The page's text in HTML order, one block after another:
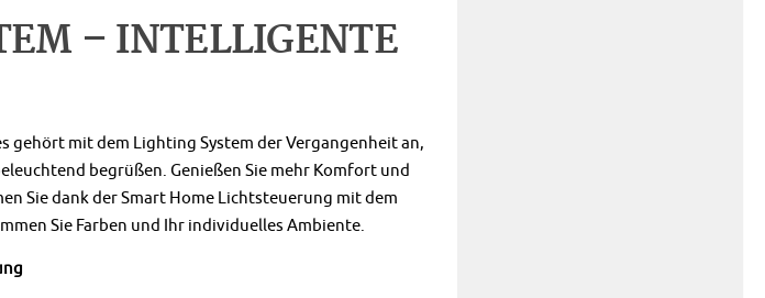
– INTELLIGENTE
gehört mit dem Lighting System der Vergangenheit an,
begrüßen. Genießen Sie mehr Komfort und
Sie dank der Smart Home Lichtsteuerung mit dem
Sie Farben und Ihr individuelles Ambiente.